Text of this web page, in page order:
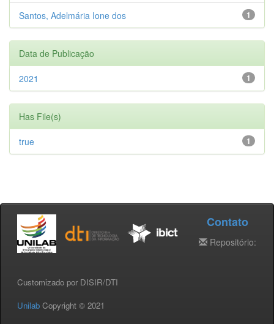
1
Santos, Adelmária Ione dos
Data de Publicação
1
2021
Has File(s)
1
true
Customizado por DISIR/DTI
Unilab Copyright © 2021
Contato
Repositório: